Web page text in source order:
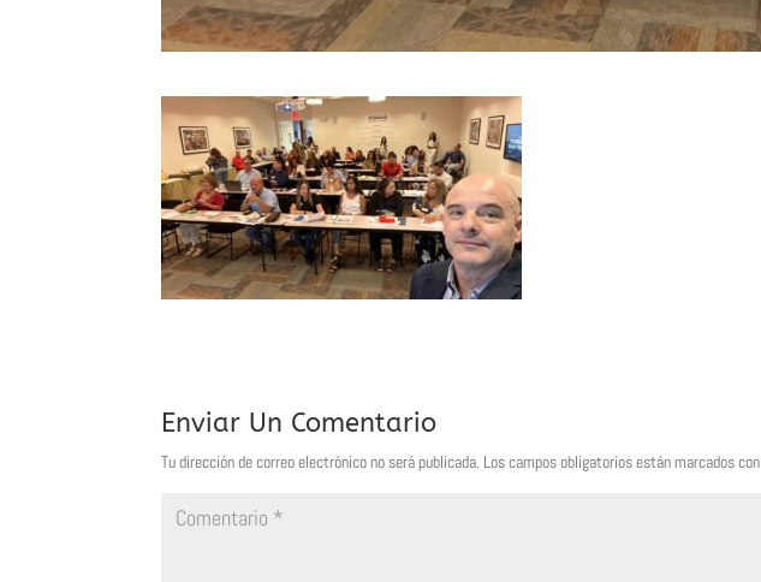
Enviar Un Comentario
Tu dirección de correo electrónico no será publicada. Los campos obligatorios están marcados con